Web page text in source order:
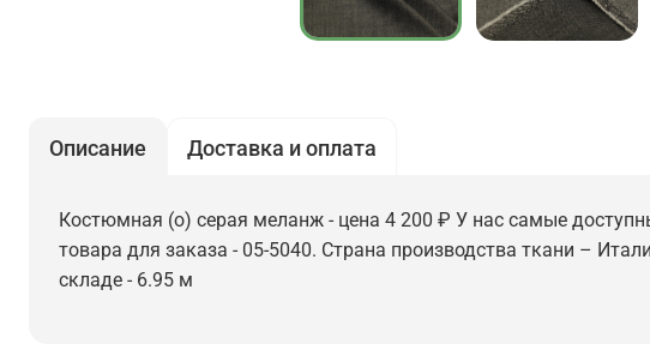
Описание Доставка и оплата
Костюмная (о) серая меланж - цена 4 200 ₽ У нас самые
товара для заказа - 05-5040. Страна производства ткани –
складе - 6.95 м